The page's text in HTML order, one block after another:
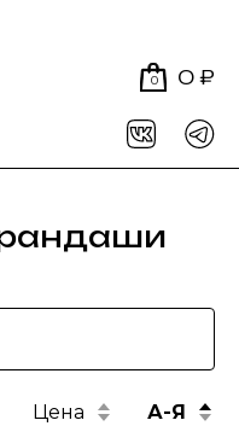
0 0 ₽
Цена А-Я